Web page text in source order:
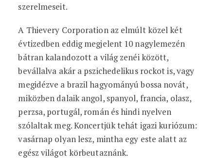
szerelmeseit.
A Thievery Corporation az elmúlt közel két
évtizedben eddig megjelent 10 nagylemezén
bátran kalandozott a világ zenéi között,
bevállalva akár a pszichedelikus rockot is, vagy
megidézve a brazil hagyományú bossa novát,
miközben dalaik angol, spanyol, francia, olasz,
perzsa, portugál, román és hindi nyelven
szólaltak meg. Koncertjük tehát igazi kuriózum:
vasárnap olyan lesz, mintha egy este alatt az
egész világot körbeutaznánk.